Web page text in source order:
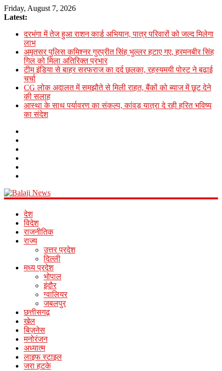
Friday, August 7, 2026
Latest:
दरभंगा में तेज हुआ राशन कार्ड अभियान, पात्र परिवारों को जल्द मिलेगा
लाभ
अमृतसर पुलिस कमिश्नर गुरप्रीत सिंह भुल्लर हटाए गए, हरमनबीर सिंह
गिल को मिला अतिरिक्त प्रभार
टीम इंडिया से बाहर सरफराज का दर्द छलका, रहस्यमयी पोस्ट ने बढ़ाई
चर्चा
CG लोक अदालत में समझौते से मिली राहत, बैंकों को ब्याज में छूट देने
की सलाह
आस्था के साथ पर्यावरण का संकल्प, कांवड़ यात्रा दे रही हरित भविष्य
का संदेश
Balaji
News
Online
Portal
देश
विदेश
राजनीतिक
राज्य
उत्तर प्रदेश
दिल्ली
मध्य प्रदेश
भोपाल
इंदौर
ग्वालियर
जबलपुर
छत्तीसगढ़
खेल
बिज़नेस
मनोरंजन
अध्यात्म
लाइफ स्टाइल
जरा हटके